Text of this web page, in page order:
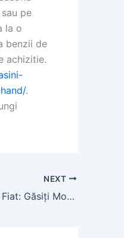
pe
la o
benzii de
achizitie.
.
NEXT
Autovit Tractoare Fiat: Găsiți Modele de Încredere pentru Fermă